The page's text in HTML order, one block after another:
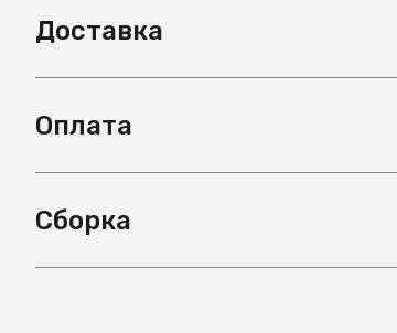
Доставка
Оплата
Сборка